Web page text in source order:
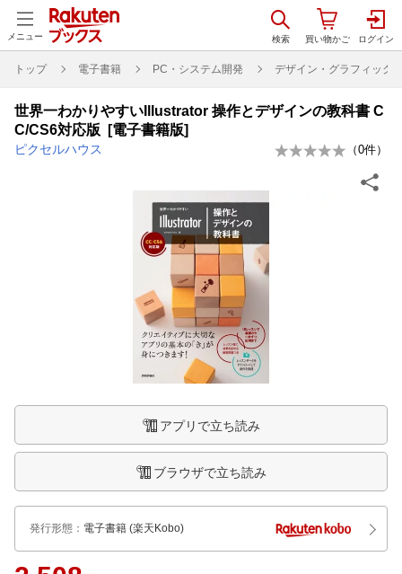
メニュー
トップ 電子書籍 PC・システム開発 デザイン・グラフィック
世界一わかりやすいIllustrator 操作とデザインの教科書 C
C/CS6対応版 [電子書籍版]
ピクセルハウス （0件）
アプリで立ち読み
ブラウザで立ち読み
発行形態 ： 電子書籍 (楽天Kobo)